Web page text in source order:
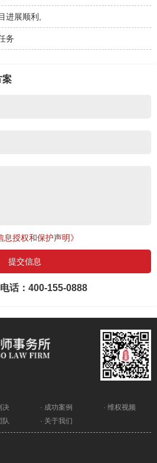
进展顺利,
务
案
息授权和保护声明》
话： 400-155-0888
决 · 成功案例
· 维权视频
队 · 关于我们